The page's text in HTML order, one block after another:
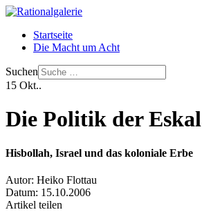
Startseite
Die Macht um Acht
Suchen
15 Okt..
Die Politik der
Hisbollah, Israel und das koloniale Erbe
Autor: Heiko Flottau
Datum: 15.10.2006
Artikel teilen